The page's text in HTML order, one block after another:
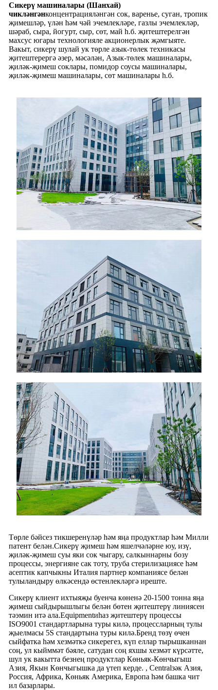
Сикерү машиналары (Шанхай)
чикләнгәнконцентрацияләнгән сок, варенье, суган, тропик
җимешләр, үлән һәм чәй эчемлекләре, газлы эчемлекләр,
шәраб, сыра, йогурт, сыр, сөт, май һ.б. җитештерелгән
махсус югары технологияле акционерлык җәмгыяте.
Вакыт, сикерү шулай ук ​​төрле азык-төлек техникасы
җитештерергә әзер, мәсәлән, Азык-төлек машиналары,
җиләк-җимеш соклары, помидор соусы машиналары,
җиләк-җимеш машиналары, сөт машиналары һ.б.
Төрле бәйсез тикшеренүләр һәм яңа продуктлар һәм Милли
патент белән.Сикерү җимеш һәм яшелчәләрне юу, изү,
җиләк-җимеш суы яки сок чыгару, салкыннарны бозу
процессы, энергияне сак тоту, труба стерилизациясе һәм
асептик капчыкны Италия партнер компаниясе белән
тулыландыру өлкәсендә өстенлекләргә иреште.
Сикерү клиент ихтыяҗы буенча көненә 20-1500 тонна яңа
җимеш сыйдырышлыгы белән бөтен җитештерү линиясен
тәэмин итә ала.Equipmentиһаз җитештерү процессы
ISO9001 стандартларына туры килә, процессларның тулы
җыелмасы 5S стандартына туры килә.Бренд төзү өчен
сыйфатка һәм хезмәткә сикерегез, күп еллар тырышканнан
соң, ул кыйммәт бәяле, сатудан соң яхшы хезмәт күрсәтте,
шул ук вакытта безнең продуктлар Көньяк-Көнчыгыш
Азия, Якын Көнчыгышка да үтеп керде. , Centralзәк Азия,
Россия, Африка, Көньяк Америка, Европа һәм башка чит
ил базарлары.